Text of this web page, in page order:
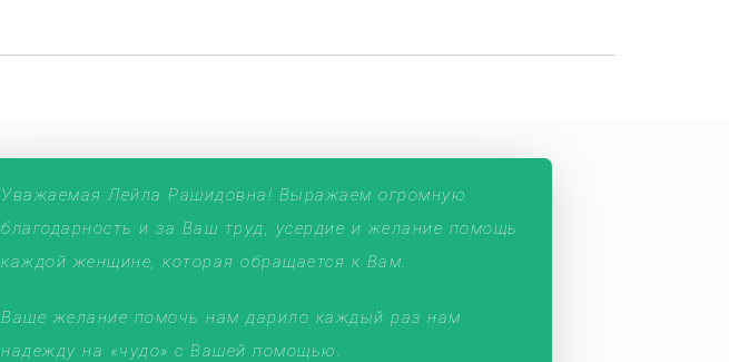
Уважаемая Лейла Рашидовна! Выражаем огромную
благодарность и за Ваш труд, усердие и желание помощь
каждой женщине, которая обращается к Вам.
Ваше желание помочь нам дарило каждый раз нам
надежду на «чудо» с Вашей помощью.